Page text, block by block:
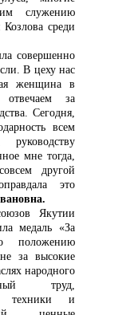
служению
среди
совершенно
В цеху нас
женщина в
за
Сегодня,
всем
мне тогда,
другой
это
Якутии
медаль «За
положению
за высокие
народного
труд,
техники и